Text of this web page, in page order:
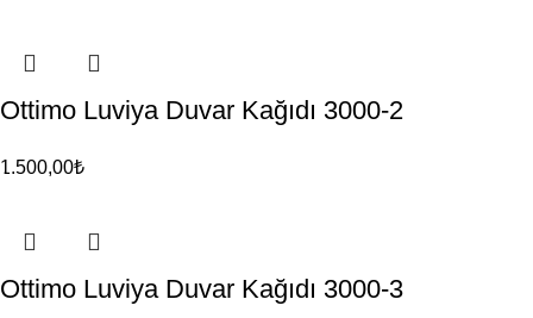
Ottimo Luviya Duvar Kağıdı 3000-2
1.500,00₺
Ottimo Luviya Duvar Kağıdı 3000-3